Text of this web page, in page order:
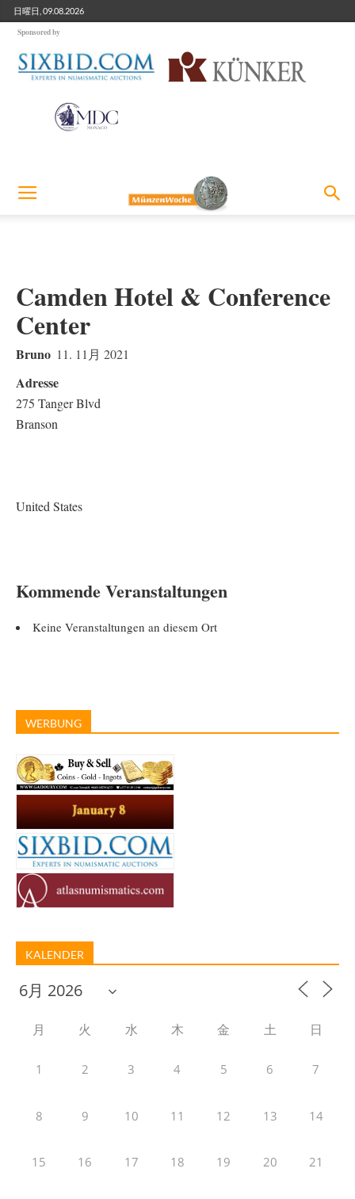
日曜日, 09.08.2026
Sponsored by
Camden Hotel & Conference
Center
Bruno 11. 11月 2021
Adresse
275 Tanger Blvd
Branson
United States
Kommende Veranstaltungen
Keine Veranstaltungen an diesem Ort
WERBUNG
KALENDER
月 火 水 木 金 土 日
1 2 3 4 5 6 7
8 9 10 11 12 13 14
15 16 17 18 19 20 21